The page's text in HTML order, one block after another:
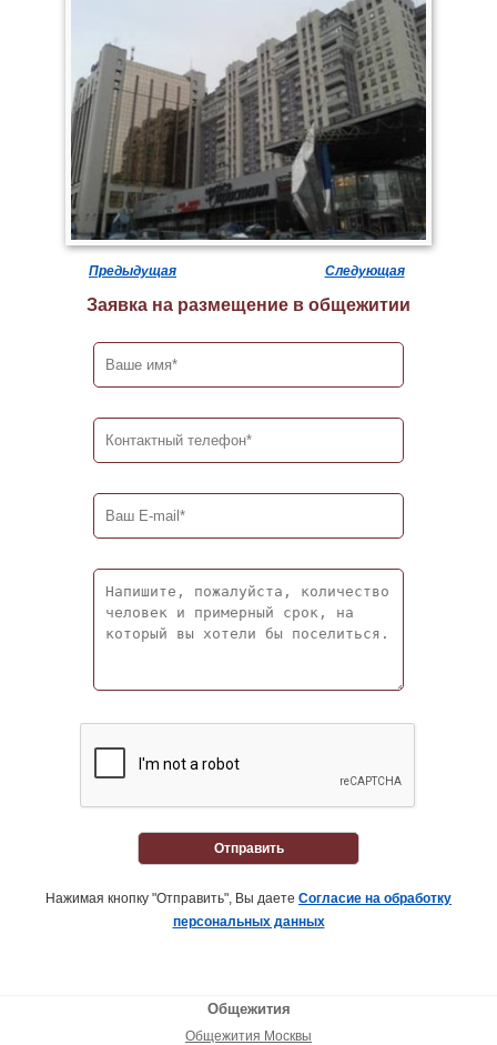
Предыдущая Следующая
Заявка на размещение в общежитии
Отправить
Нажимая кнопку "Отправить", Вы даете Согласие на обработку
персональных данных
Общежития
Общежития Москвы